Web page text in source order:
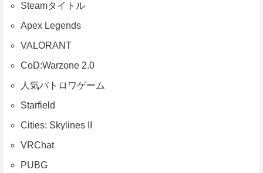
Steamタイトル
Apex Legends
VALORANT
CoD:Warzone 2.0
人気バトロワゲーム
Starfield
Cities: Skylines II
VRChat
PUBG